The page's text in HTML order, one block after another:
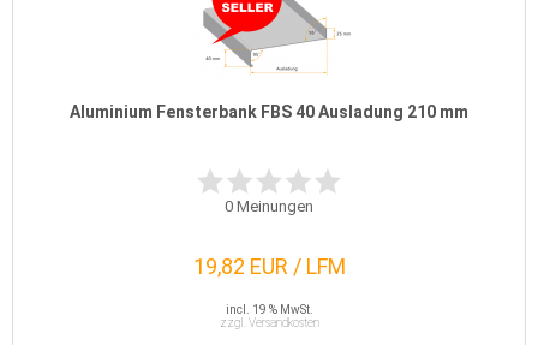
Aluminium Fensterbank FBS 40 Ausladung 210 mm
0 Meinungen
19,82 EUR / LFM
incl. 19 % MwSt.
zzgl. Versandkosten